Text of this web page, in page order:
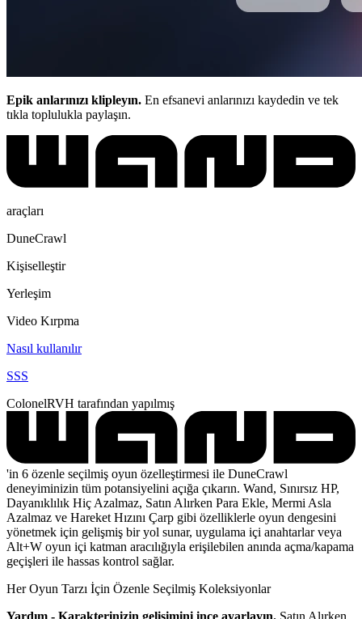
Epik anlarınızı klipleyın. En efsanevi anlarınızı kaydedin ve tek
tıkla toplulukla paylaşın.
araçları
DuneCrawl
Kişiselleştir
Yerleşim
Video Kırpma
Nasıl kullanılır
SSS
ColonelRVH tarafından yapılmış
'in 6 özenle seçilmiş oyun özelleştirmesi ile DuneCrawl
deneyiminizin tüm potansiyelini açığa çıkarın. Wand, Sınırsız HP,
Dayanıklılık Hiç Azalmaz, Satın Alırken Para Ekle, Mermi Asla
Azalmaz ve Hareket Hızını Çarp gibi özelliklerle oyun dengesini
yönetmek için gelişmiş bir yol sunar, uygulama içi anahtarlar veya
Alt+W oyun içi katman aracılığıyla erişilebilen anında açma/kapama
geçişleri ile hassas kontrol sağlar.
Her Oyun Tarzı İçin Özenle Seçilmiş Koleksiyonlar
Yardım - Karakterinizin gelişimini ince ayarlayın. Satın Alırken